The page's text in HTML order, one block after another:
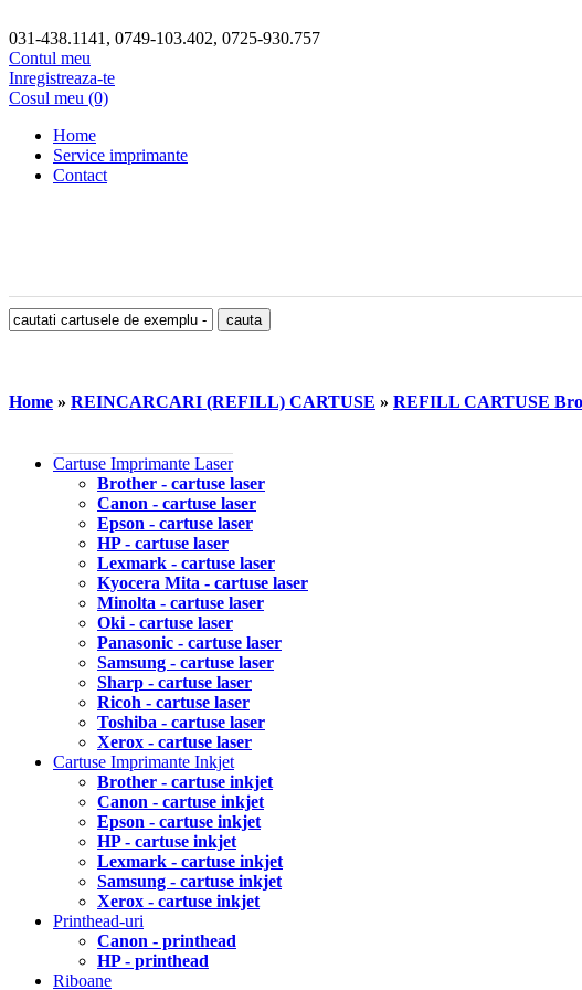
031-438.1141, 0749-103.402, 0725-930.757
Contul meu
Inregistreaza-te
Cosul meu (0)
Home
Service imprimante
Contact
Home » REINCARCARI (REFILL) CARTUSE » REFILL CARTUSE
Cartuse Imprimante Laser
Brother - cartuse laser
Canon - cartuse laser
Epson - cartuse laser
HP - cartuse laser
Lexmark - cartuse laser
Kyocera Mita - cartuse laser
Minolta - cartuse laser
Oki - cartuse laser
Panasonic - cartuse laser
Samsung - cartuse laser
Sharp - cartuse laser
Ricoh - cartuse laser
Toshiba - cartuse laser
Xerox - cartuse laser
Cartuse Imprimante Inkjet
Brother - cartuse inkjet
Canon - cartuse inkjet
Epson - cartuse inkjet
HP - cartuse inkjet
Lexmark - cartuse inkjet
Samsung - cartuse inkjet
Xerox - cartuse inkjet
Printhead-uri
Canon - printhead
HP - printhead
Riboane